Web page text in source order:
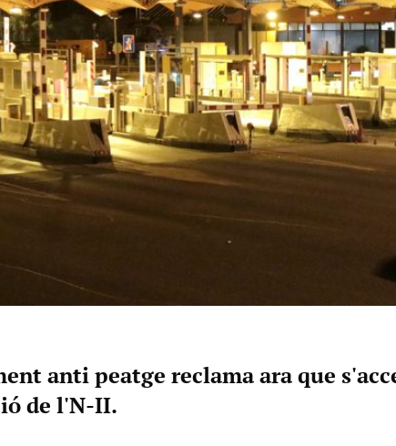
anti peatge reclama ara que
de l'N-II.